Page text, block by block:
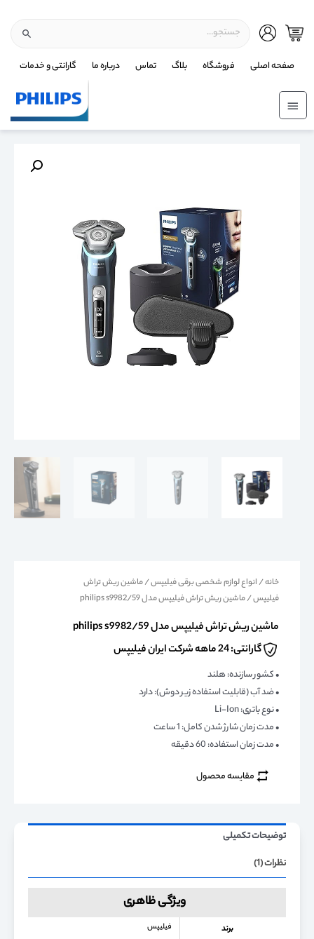
صفحه اصلی فروشگاه بلاگ تماس درباره ما گارانتی و خدمات
خانه/ انواع لوازم شخصی برقی فیلیپس/ماشین ریش تراش
فیلیپس/ ماشین ریش تراش فیلیپس مدل philips s9982/59
ماشین ریش تراش فیلیپس مدل philips s9982/59
گارانتی: 24 ماهه شرکت ایران فیلیپس
• کشور سازنده: هلند
• ضد آب (قابلیت استفاده زیر دوش): دارد
• نوع باتری: Li-Ion
• مدت زمان شارژ شدن کامل: 1 ساعت
• مدت زمان استفاده: 60 دقیقه
مقایسه محصول
توضیحات تکمیلی
نظرات (1)
ویژگی ظاهری
برند فیلیپس